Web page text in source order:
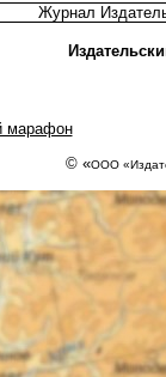
Журнал
марафон
© «ООО